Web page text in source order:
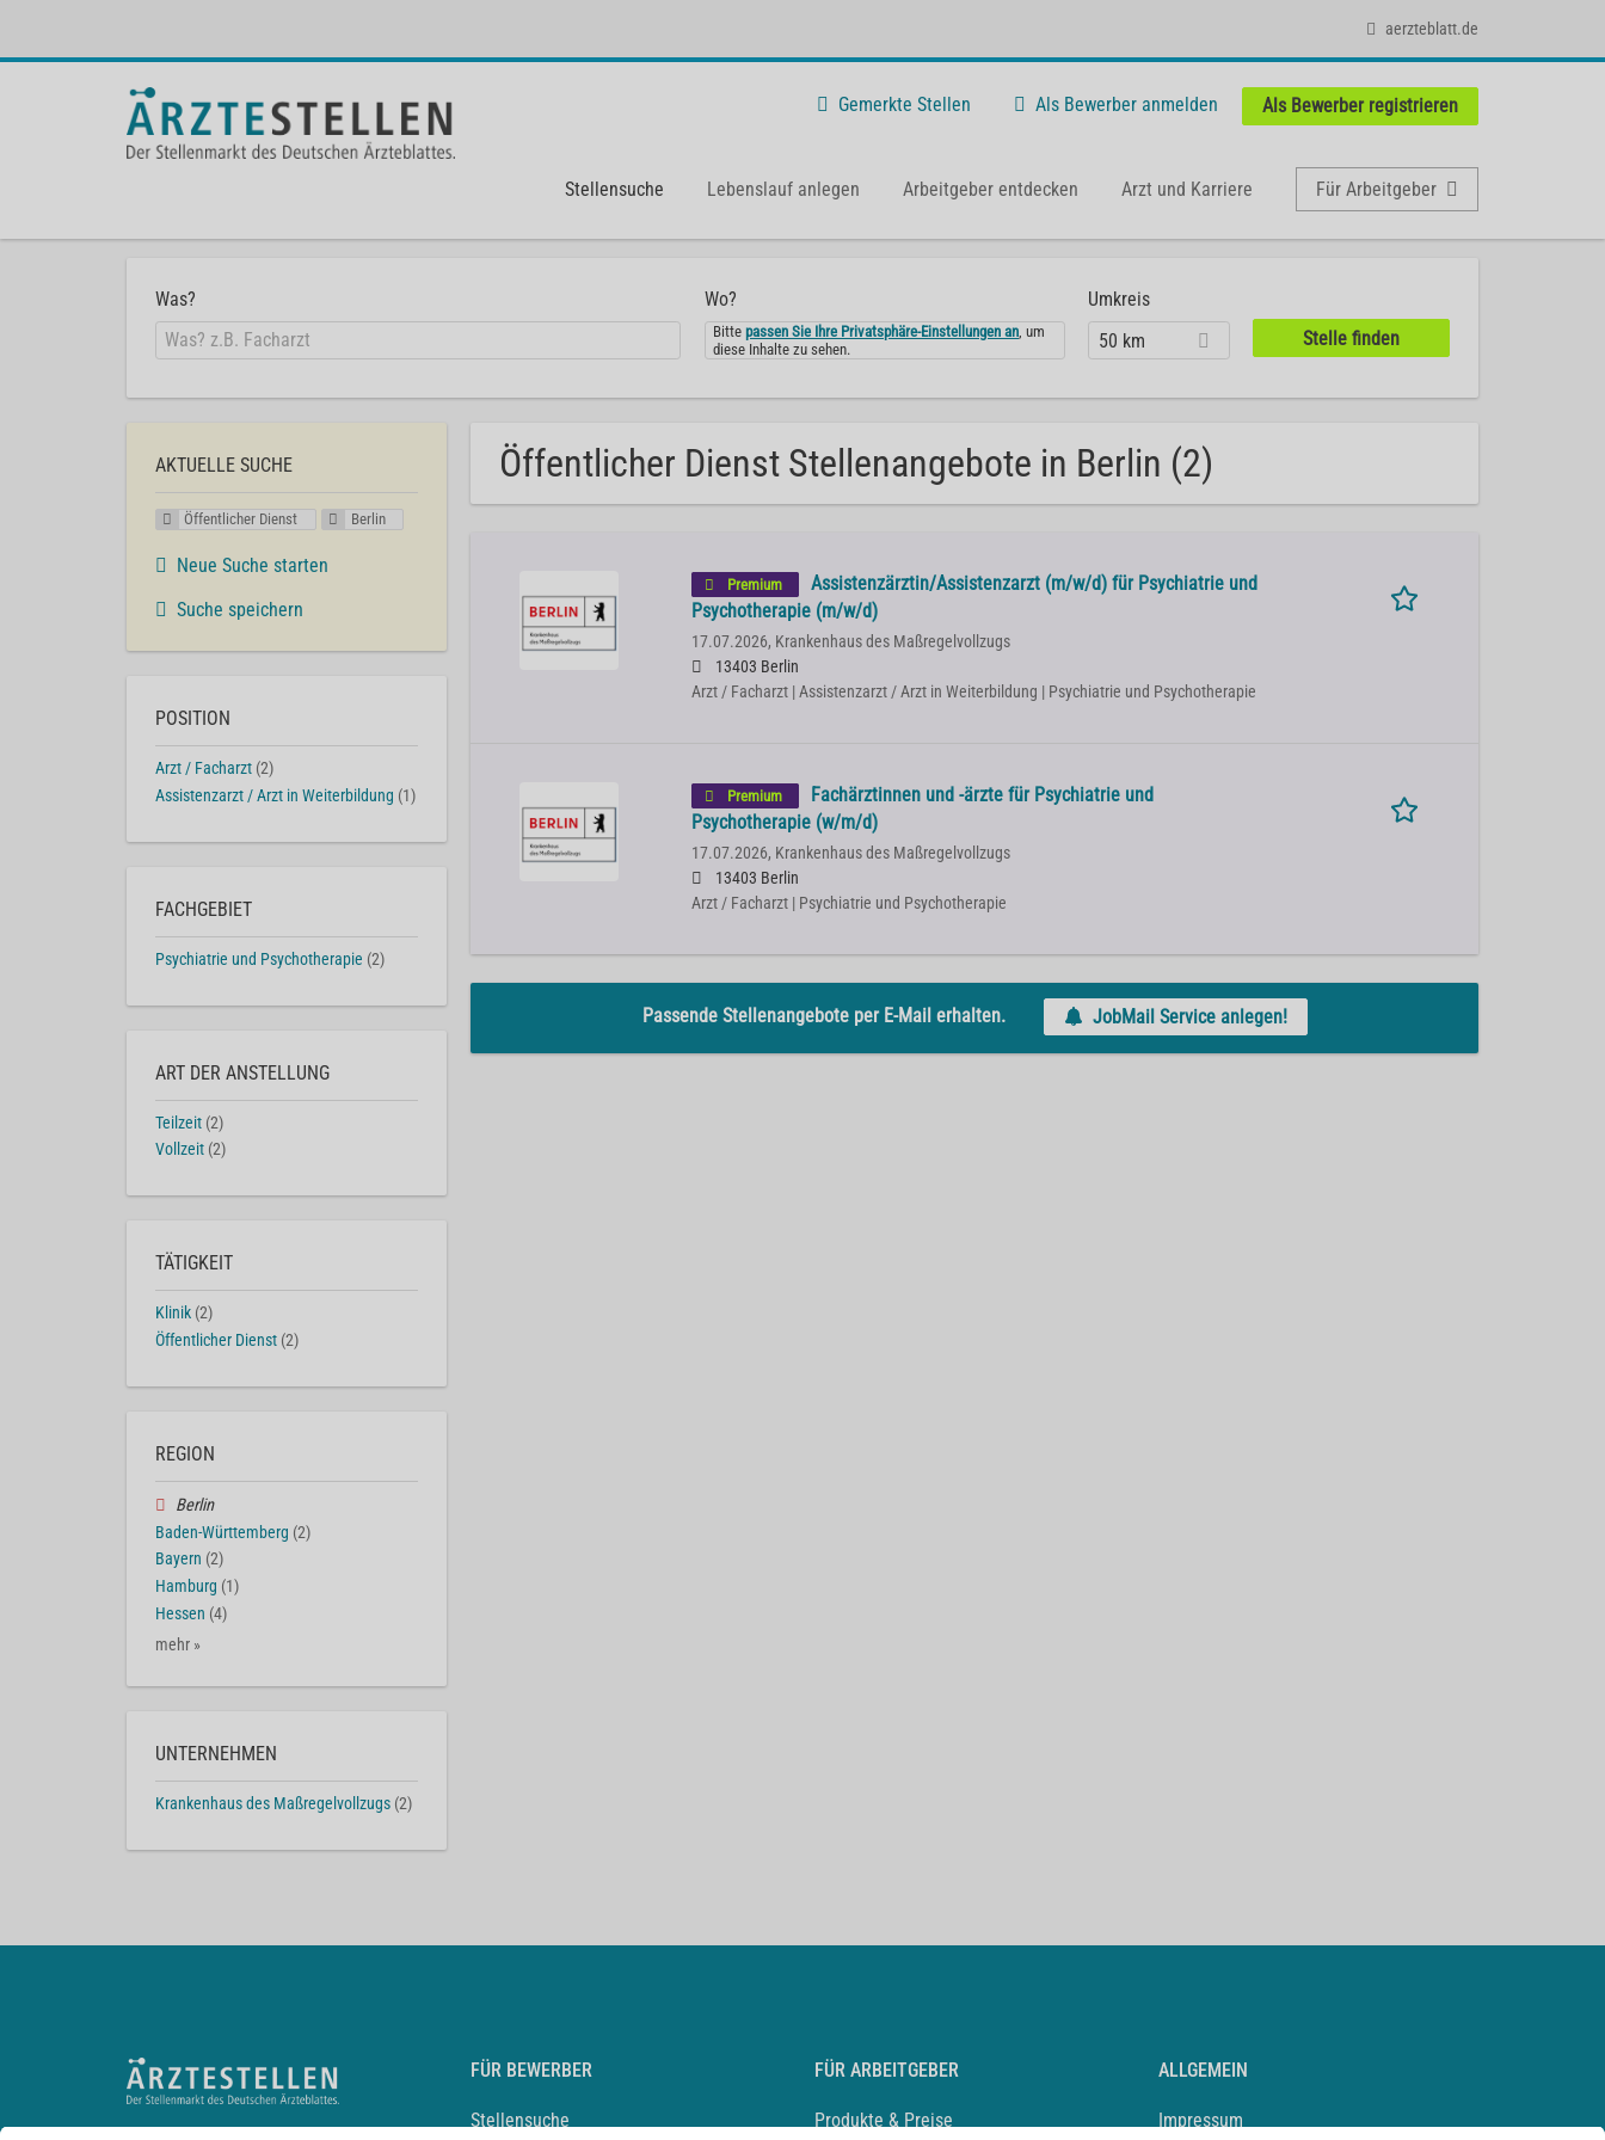
aerzteblatt.de
Gemerkte Stellen Als Bewerber anmelden Als Bewerber registrieren
Stellensuche Lebenslauf anlegen Arbeitgeber entdecken Arzt und Karriere Für Arbeitgeber
Was? Wo?
Bittepassen Sie Ihre Privatsphäre-Einstellungen an, um
diese Inhalte zu sehen.
Umkreis
50 km
Öffentlicher Dienst Stellenangebote in Berlin (2)
Premium
Assistenzärztin/Assistenzarzt (m/w/d) für Psychiatrie und
Psychotherapie (m/w/d)
17.07.2026, Krankenhaus des Maßregelvollzugs
13403 Berlin
Arzt / Facharzt | Assistenzarzt / Arzt in Weiterbildung | Psychiatrie und Psychotherapie
Premium
Fachärztinnen und -ärzte für Psychiatrie und
Psychotherapie (w/m/d)
17.07.2026, Krankenhaus des Maßregelvollzugs
13403 Berlin
Arzt / Facharzt | Psychiatrie und Psychotherapie
Passende Stellenangebote per E-Mail erhalten. JobMail Service anlegen!
AKTUELLE SUCHE
Öffentlicher Dienst Berlin
Neue Suche starten
Suche speichern
POSITION
Arzt / Facharzt (2)
Assistenzarzt / Arzt in Weiterbildung (1)
FACHGEBIET
Psychiatrie und Psychotherapie (2)
ART DER ANSTELLUNG
Teilzeit (2)
Vollzeit (2)
TÄTIGKEIT
Klinik (2)
Öffentlicher Dienst (2)
REGION
Berlin
Baden-Württemberg (2)
Bayern (2)
Hamburg (1)
Hessen (4)
mehr »
UNTERNEHMEN
Krankenhaus des Maßregelvollzugs (2)
FÜR BEWERBER
Stellensuche
FÜR ARBEITGEBER
Produkte & Preise
ALLGEMEIN
Impressum